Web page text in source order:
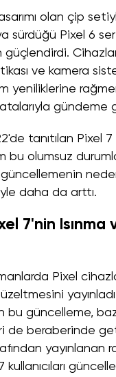
olan çip
sürdüğü Pixel 6
güçlendirdi.
ve kamera
yeniliklerine
gündeme
tanıtılan Pixel
bu olumsuz
güncellemenin
daha da arttı.
7'nin Isınma
Pixel
bu güncelleme,
de beraberinde
yayınlanan
kullanıcıları